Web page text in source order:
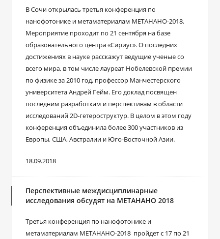
В Сочи открылась третья конференция по
нанофотонике и метаматериалам МЕТАНАНО-2018.
Мероприятие проходит по 21 сентября на базе
образовательного центра «Сириус». О последних
достижениях в науке расскажут ведущие ученые со
всего мира, в том числе лауреат Нобелевской премии
по физике за 2010 год, профессор Манчестерского
университета Андрей Гейм. Его доклад посвящен
последним разработкам и перспективам в области
исследований 2D-гетероструктур. В целом в этом году
конференция объединила более 300 участников из
Европы, США, Австралии и Юго-Восточной Азии.
18.09.2018
Перспективные междисциплинарные
исследования обсудят на МЕТАНАНО 2018
Третья конференция по нанофотонике и
метаматериалам МЕТАНАНО-2018 пройдет с 17 по 21